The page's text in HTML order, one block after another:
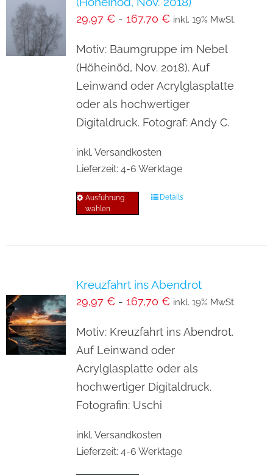
können
auf
der
Produktseite
gewählt
29,97 €- 167,70 € inkl. 19% MwSt.
Motiv: Baumgruppe im Nebel
(Höheinöd, Nov. 2018). Auf
Leinwand oder Acrylglasplatte
oder als hochwertiger
Digitaldruck. Fotograf: Andy C.
inkl. Versandkosten
Lieferzeit: 4-6 Werktage
Ausführung
wählen
Dieses
auf.
Optionen
können
auf
der
Produktseite
werden
Details
Kreuzfahrt ins Abendrot
29,97 €- 167,70 € inkl. 19% MwSt.
Motiv: Kreuzfahrt ins Abendrot.
Auf Leinwand oder
Acrylglasplatte oder als
hochwertiger Digitaldruck.
Fotografin: Uschi
inkl. Versandkosten
Lieferzeit: 4-6 Werktage